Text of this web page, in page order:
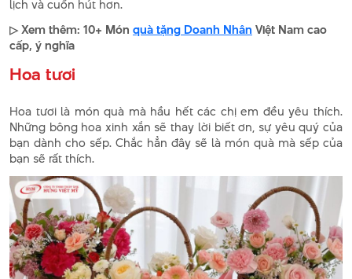
lịch và cuốn hút hơn.
▷ Xem thêm: 10+ Món quà tặng Doanh Nhân Việt Nam cao
cấp, ý nghĩa
Hoa tươi
Hoa tươi là món quà mà hầu hết các chị em đều yêu thích.
Những bông hoa xinh xắn sẽ thay lời biết ơn, sự yêu quý của
bạn dành cho sếp. Chắc hẳn đây sẽ là món quà mà sếp của
bạn sẽ rất thích.